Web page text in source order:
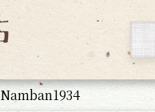
Namban1934